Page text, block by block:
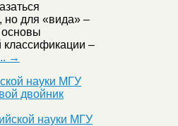
но для «вида» –
классификации –
→
науки МГУ
двойник